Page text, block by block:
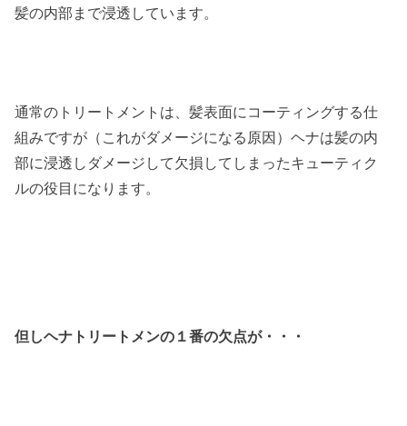
髪の内部まで浸透しています。
通常のトリートメントは、髪表面にコーティングする仕
組みですが（これがダメージになる原因）ヘナは髪の内
部に浸透しダメージして欠損してしまったキューティク
ルの役目になります。
但しヘナトリートメンの１番の欠点が・・・